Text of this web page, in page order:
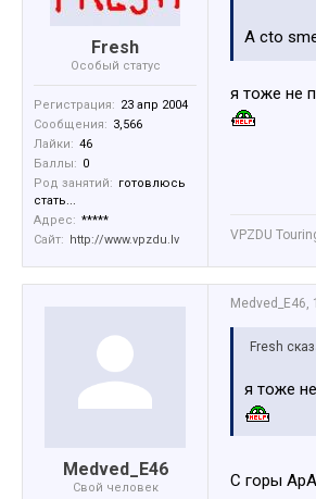
Fresh
Особый статус
Регистрация: 23 апр 2004
Сообщения: 3,566
Лайки: 46
Баллы: 0
Род занятий: готовлюсь
стать...
Адрес: *****
Сайт:
http://www.vpzdu.lv
A cto
я тоже не
VPZDU
Medved_E46
Свой человек
Medved_E46,
Fresh
я тоже
С горы